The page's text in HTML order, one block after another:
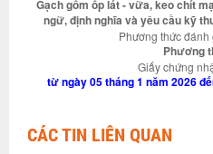
Gạch gốm ốp lát - vữa, keo chít
ngữ, định nghĩa và yêu cầu kỹ
Phương thức
Phương
Giấy chứng
từ ngày 05 tháng 1 năm 2026
CÁC TIN LIÊN QUAN